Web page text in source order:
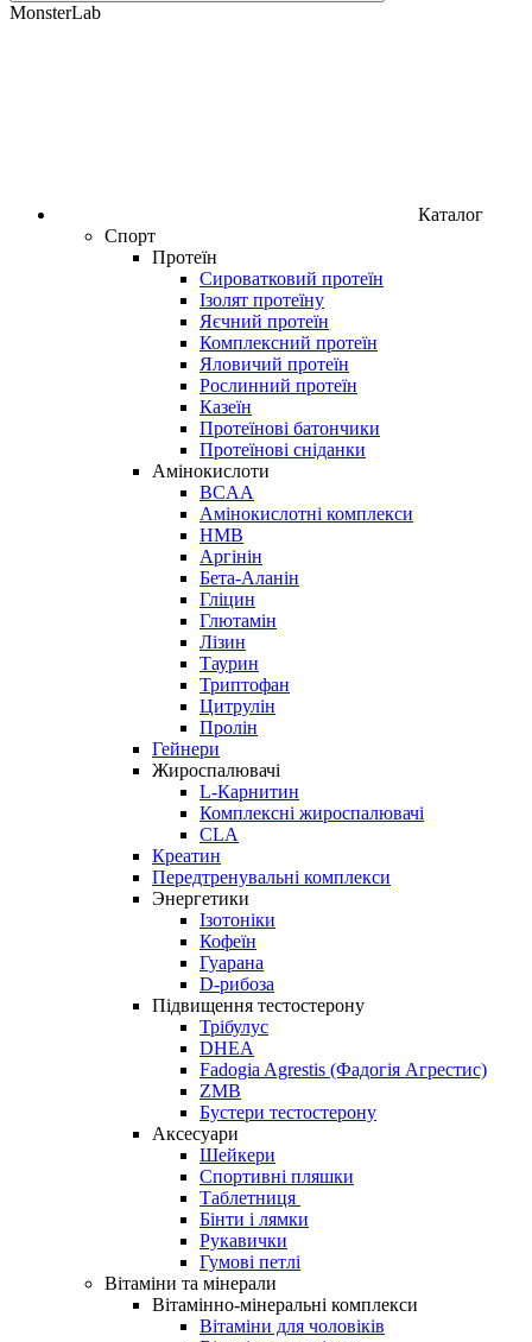
MonsterLab
Каталог
Спорт
Протеїн
Сироватковий протеїн
Ізолят протеїну
Яєчний протеїн
Комплексний протеїн
Яловичий протеїн
Рослинний протеїн
Казеїн
Протеїнові батончики
Протеїнові сніданки
Амінокислоти
BCAA
Амінокислотні комплекси
HMB
Аргінін
Бета-Аланін
Гліцин
Глютамін
Лізин
Таурин
Триптофан
Цитрулін
Пролін
Гейнери
Жироспалювачі
L-Карнитин
Комплексні жироспалювачі
CLA
Креатин
Передтренувальні комплекси
Энергетики
Ізотоніки
Кофеїн
Гуарана
D-рибоза
Підвищення тестостерону
Трібулус
DHEA
Fadogia Agrestis (Фадогія Агрестис)
ZMB
Бустери тестостерону
Аксесуари
Шейкери
Спортивні пляшки
Таблетниця
Бінти і лямки
Рукавички
Гумові петлі
Вітаміни та мінерали
Вітамінно-мінеральні комплекси
Вітаміни для чоловіків